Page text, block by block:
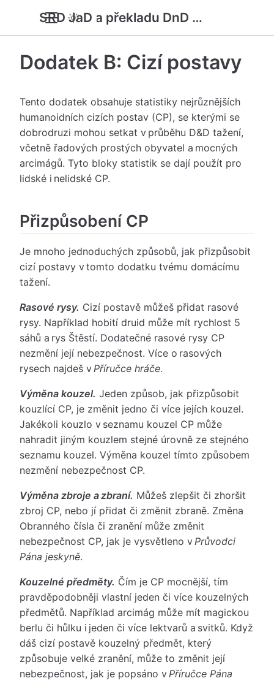
SRD JaD a překladu DnD 5e
Dodatek B: Cizí postavy
Tento dodatek obsahuje statistiky nejrůznějších
humanoidních cizích postav (CP), se kterými se
dobrodruzi mohou setkat v průběhu D&D tažení,
včetně řadových prostých obyvatel a mocných
arcimágů. Tyto bloky statistik se dají použít pro
lidské i nelidské CP.
Přizpůsobení CP
Je mnoho jednoduchých způsobů, jak přizpůsobit
cizí postavy v tomto dodatku tvému domácímu
tažení.
Rasové rysy. Cizí postavě můžeš přidat rasové
rysy. Například hobití druid může mít rychlost 5
sáhů a rys Štěstí. Dodatečné rasové rysy CP
nezmění její nebezpečnost. Více o rasových
rysech najdeš vPříručce hráče.
Výměna kouzel. Jeden způsob, jak přizpůsobit
kouzlící CP, je změnit jedno či více jejích kouzel.
Jakékoli kouzlo v seznamu kouzel CP může
nahradit jiným kouzlem stejné úrovně ze stejného
seznamu kouzel. Výměna kouzel tímto způsobem
nezmění nebezpečnost CP.
Výměna zbroje a zbraní. Můžeš zlepšit či zhoršit
zbroj CP, nebo jí přidat či změnit zbraně. Změna
Obranného čísla či zranění může změnit
nebezpečnost CP, jak je vysvětleno vPrůvodci
Pána jeskyně.
Kouzelné předměty. Čím je CP mocnější, tím
pravděpodobněji vlastní jeden či více kouzelných
předmětů. Například arcimág může mít magickou
berlu či hůlku i jeden či více lektvarů a svitků. Když
dáš cizí postavě kouzelný předmět, který
způsobuje velké zranění, může to změnit její
nebezpečnost, jak je popsáno vPříručce Pána